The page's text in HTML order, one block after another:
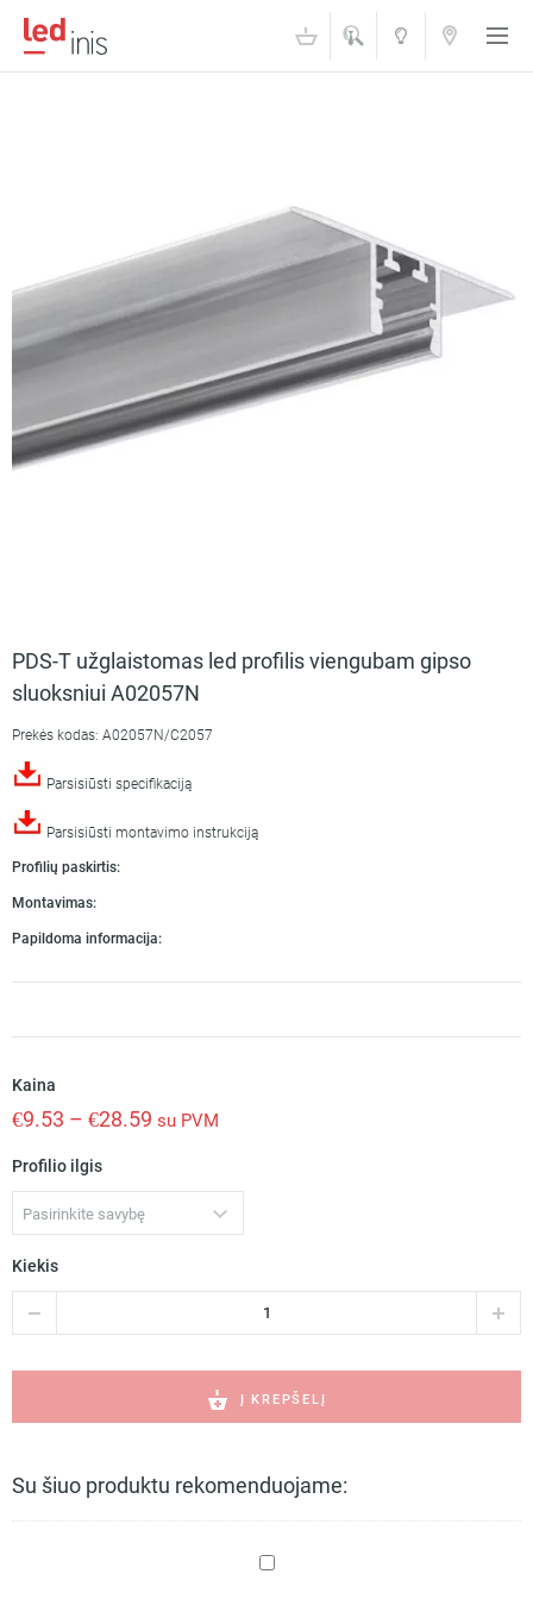
ŠVIESOS KONTAKTAI
PDS-T užglaistomas led profilis viengubam gipso
sluoksniui A02057N
Prekės kodas: A02057N/C2057
Parsisiūsti specifikaciją
Parsisiūsti montavimo instrukciją
Profilių paskirtis:
Montavimas:
Papildoma informacija:
Kaina
€9.53 – €28.59 su PVM
Profilio ilgis
Pasirinkite savybę
Kiekis
T
led
viengubam
gipso
sluoksniui
Į KREPŠELĮ
Su šiuo produktu rekomenduojame:
KA-